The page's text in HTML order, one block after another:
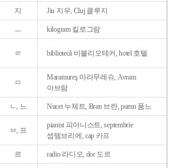
지 Jiu 지우, Cluj 클루지
ㅡ kilogram 킬로그람
ㄹ bibliotecǎ 비블리오테커, hotel 호텔
ㅁ
Maramureş 마라무레슈, Avram
아브람
ㄴ, 느 Nucet 누체트, Bran 브란, pumn 품느
ㅂ, 프
pianist 피아니스트, septembrie
셉템브리에, cap 카프
르 radio 라디오, dor 도르